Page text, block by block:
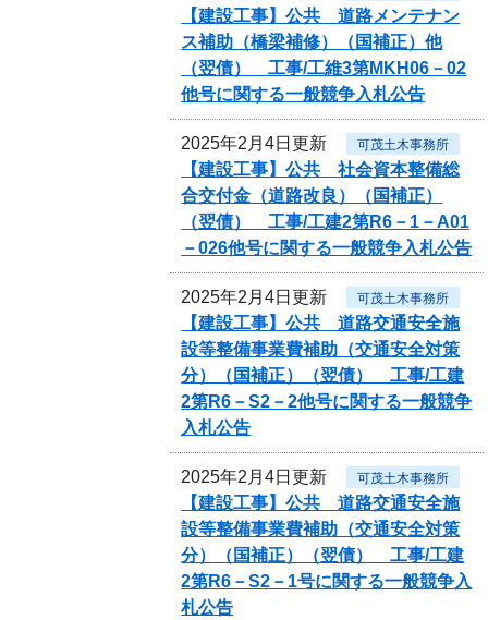
【建設工事】公共 道路メンテナン
ス補助（橋梁補修）（国補正）他
（翌債） 工事/工維3第MKH06－02
他号に関する一般競争入札公告
2025年2月4日更新 可茂土木事務所
【建設工事】公共 社会資本整備総
合交付金（道路改良）（国補正）
（翌債） 工事/工建2第R6－1－A01
－026他号に関する一般競争入札公告
2025年2月4日更新 可茂土木事務所
【建設工事】公共 道路交通安全施
設等整備事業費補助（交通安全対策
分）（国補正）（翌債） 工事/工建
2第R6－S2－2他号に関する一般競争
入札公告
2025年2月4日更新 可茂土木事務所
【建設工事】公共 道路交通安全施
設等整備事業費補助（交通安全対策
分）（国補正）（翌債） 工事/工建
2第R6－S2－1号に関する一般競争入
札公告